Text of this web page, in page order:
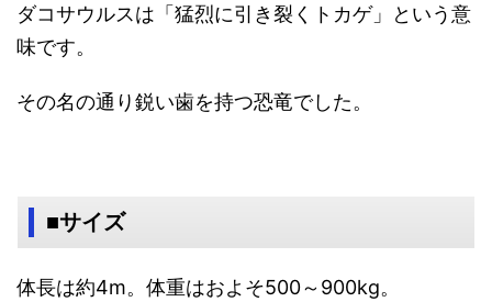
ダコサウルスは「猛烈に引き裂くトカゲ」という意
味です。
その名の通り鋭い歯を持つ恐竜でした。
■サイズ
体長は約4m。体重はおよそ500～900kg。